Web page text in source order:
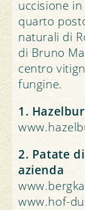
uccisione
quarto
naturali di
di Bruno
centro
fungine.
1.
2. Patate
azienda
www.hof-